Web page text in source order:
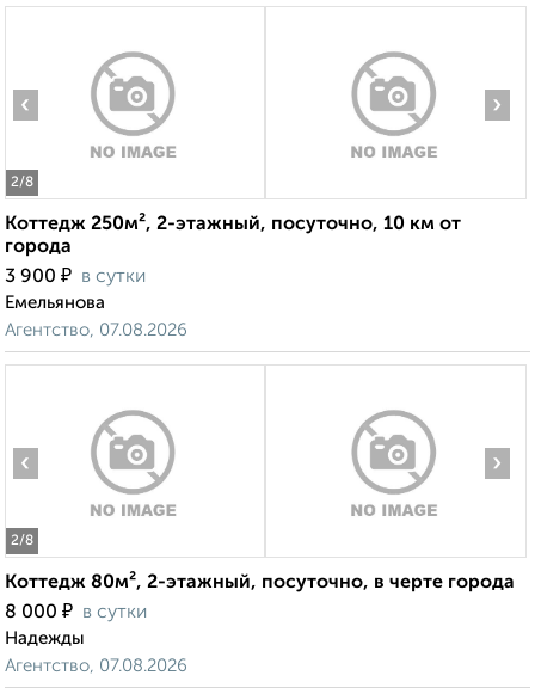
2/8
‹ ›
Коттедж 250м², 2-этажный, посуточно, 10 км от
города
3 900 ₽ в сутки
Емельянова
Агентство, 07.08.2026
2/8
‹ ›
Коттедж 80м², 2-этажный, посуточно, в черте города
8 000 ₽ в сутки
Надежды
Агентство, 07.08.2026